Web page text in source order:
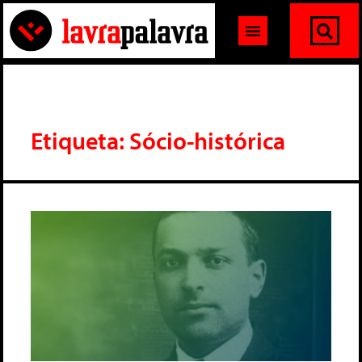
Etiqueta: Sócio-histórica